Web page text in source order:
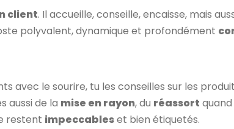
client. Il accueille, conseille, encaisse, mais
polyvalent, dynamique et profondément
avec le sourire, tu les conseilles sur les
aussi de la mise en rayon, du réassort
restent impeccableset bien étiquetés.